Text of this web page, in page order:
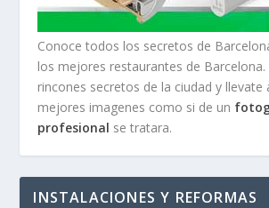
Conoce todos los secretos de
los mejores restaurantes de Barcelona.
rincones secretos de la ciudad y llevate
mejores imagenes como si de un
profesional se tratara.
INSTALACIONES Y REFORMAS